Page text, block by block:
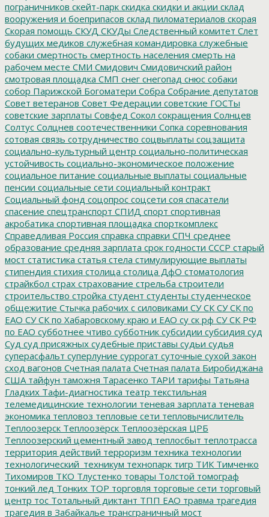
пограничников скейт-парк скидка скидки и акции склад
вооружения и боеприпасов склад пиломатериалов скорая
Скорая помощь СКУД СКУДы Следственный комитет Слет
будущих медиков служебная командировка служебные
собаки смертность смертность населения смерть на
рабочем месте СМИ Смидович Смидовичский район
смотровая площадка СМП снег снегопад снюс собаки
собор Парижской Богоматери Собра Собрание депутатов
Совет ветеранов Совет Федерации советские ГОСТы
советские зарплаты Совфед Сокол сокращения Солнцев
Солтус Солцнев соотечественники Сопка соревнования
сотовая связь сотрудничество соцвыплаты соцзащита
социально-культурный центр социально-политическая
устойчивость социально-экономическое положение
социальное питание социальные выплаты социальные
пенсии социальные сети социальный контракт
Социальный фонд соцопрос соцсети соя спасатели
спасение спецтранспорт СПИД спорт спортивная
акробатика спортивная площадка спорткомплекс
Справедливая Россия справка справки СПЧ среднее
образование средняя зарплата срок годности СССР старый
мост статистика статья стела стимулирующие выплаты
стипендия стихия столица столица ДфО стоматология
страйкбол страх страхование стрельба строители
строительство стройка студент студенты студенческое
общежитие Стычка рабочих с силовиками СУ СК СУ СК по
ЕАО СУ СК по Хабаровскому краю и ЕАО су ск рф СУ СК РФ
по ЕАО субботнее чтиво субботник субсидии субсидия суд
Суд суд присяжных судебные приставы судьи судья
суперасфальт суперлуние суррогат суточные сухой закон
сход вагонов Счетная палата Счетная палата Биробиджана
США тайфун таможня Тарасенко ТАРИ тарифы Татьяна
Гладких Тафи-диагностика театр текстильная
телемедицинские технологии теневая зарплата теневая
экономика тепловоз тепловые сети тепловычислитель
Теплоозерск Теплоозёрск Теплоозёрская ЦРБ
Теплоозерский цементный завод теплосбыт теплотрасса
территория действий терроризм техника технологии
технологический_техникум технопарк тигр ТИК Тимченко
Тихомиров ТКО Тлустенко товары Толстой томограф
тонкий лед Тонких ТОР торговля торговые сети торговый
центр тос Тотальный диктант ТПП ЕАО травма трагедия
трагедия в Забайкалье трансграничный мост